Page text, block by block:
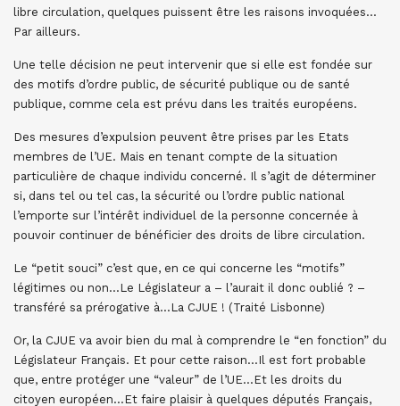
libre circulation, quelques puissent être les raisons invoquées…
Par ailleurs.
Une telle décision ne peut intervenir que si elle est fondée sur
des motifs d’ordre public, de sécurité publique ou de santé
publique, comme cela est prévu dans les traités européens.
Des mesures d’expulsion peuvent être prises par les Etats
membres de l’UE. Mais en tenant compte de la situation
particulière de chaque individu concerné. Il s’agit de déterminer
si, dans tel ou tel cas, la sécurité ou l’ordre public national
l’emporte sur l’intérêt individuel de la personne concernée à
pouvoir continuer de bénéficier des droits de libre circulation.
Le “petit souci” c’est que, en ce qui concerne les “motifs”
légitimes ou non…Le Législateur a – l’aurait il donc oublié ? –
transféré sa prérogative à…La CJUE ! (Traité Lisbonne)
Or, la CJUE va avoir bien du mal à comprendre le “en fonction” du
Législateur Français. Et pour cette raison…Il est fort probable
que, entre protéger une “valeur” de l’UE…Et les droits du
citoyen européen…Et faire plaisir à quelques députés Français,